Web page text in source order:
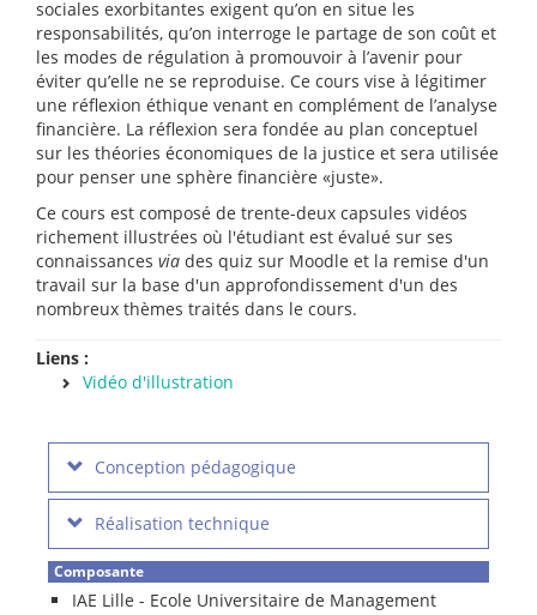
sociales exorbitantes exigent qu’on en situe les
responsabilités, qu’on interroge le partage de son coût et
les modes de régulation à promouvoir à l’avenir pour
éviter qu’elle ne se reproduise. Ce cours vise à légitimer
une réflexion éthique venant en complément de l’analyse
financière. La réflexion sera fondée au plan conceptuel
sur les théories économiques de la justice et sera utilisée
pour penser une sphère financière «juste».
Ce cours est composé de trente-deux capsules vidéos
richement illustrées où l'étudiant est évalué sur ses
connaissances via des quiz sur Moodle et la remise d'un
travail sur la base d'un approfondissement d'un des
nombreux thèmes traités dans le cours.
Liens :
Vidéo d'illustration
Conception pédagogique
Réalisation technique
Composante
IAE Lille - Ecole Universitaire de Management